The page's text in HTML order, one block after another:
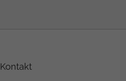
Kontakt